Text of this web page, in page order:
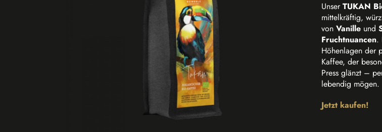
UnserTUKAN
mittelkräftig,
von Vanilleund
Fruchtnuancen.
Höhenlagen der
Kaffee, der
Press glänzt –
lebendig mögen.
Jetzt kaufen!